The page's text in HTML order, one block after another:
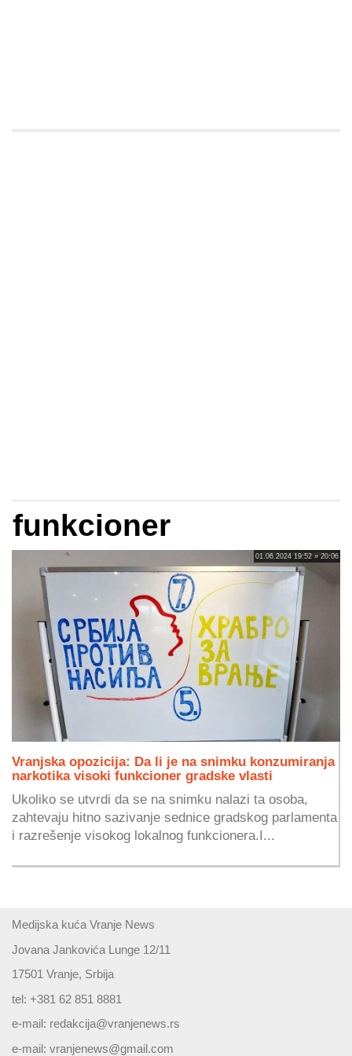
funkcioner
01.06.2024 19:52 » 20:06
Vranjska opozicija: Da li je na snimku konzumiranja
narkotika visoki funkcioner gradske vlasti
Ukoliko se utvrdi da se na snimku nalazi ta osoba,
zahtevaju hitno sazivanje sednice gradskog parlamenta
i razrešenje visokog lokalnog funkcionera.I...
Medijska kuća Vranje News
Jovana Jankovića Lunge 12/11
17501 Vranje, Srbija
tel: +381 62 851 8881
e-mail: redakcija@vranjenews.rs
e-mail: vranjenews@gmail.com